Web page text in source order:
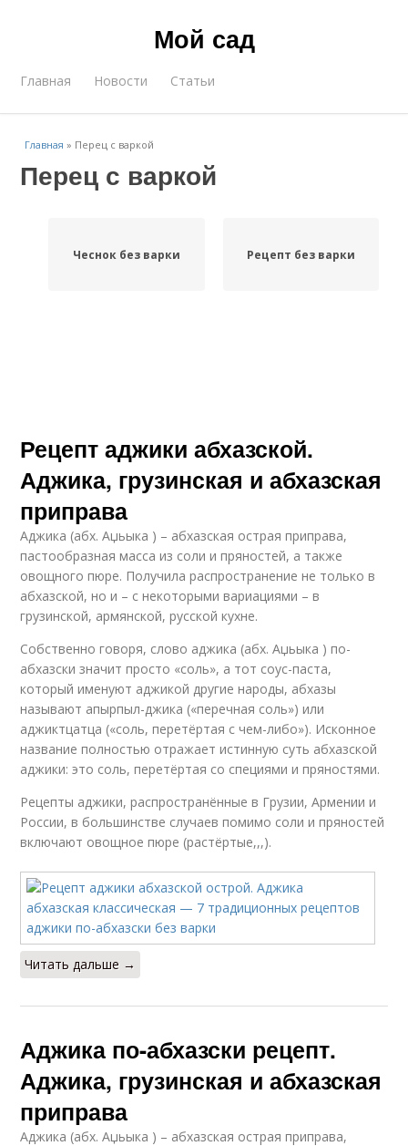
Мой сад
Главная Новости Статьи
Главная » Перец с варкой
Перец с варкой
Чеснок без варки Рецепт без варки
Рецепт аджики абхазской.
Аджика, грузинская и абхазская
приправа
Аджика (абх. Аџьыка ) – абхазская острая приправа,
пастообразная масса из соли и пряностей, а также
овощного пюре. Получила распространение не только в
абхазской, но и – с некоторыми вариациями – в
грузинской, армянской, русской кухне.
Собственно говоря, слово аджика (абх. Аџьыка ) по-
абхазски значит просто «соль», а тот соус-паста,
который именуют аджикой другие народы, абхазы
называют апырпыл-джика («перечная соль») или
аджиктцатца («соль, перетёртая с чем-либо»). Исконное
название полностью отражает истинную суть абхазской
аджики: это соль, перетёртая со специями и пряностями.
Рецепты аджики, распространённые в Грузии, Армении и
России, в большинстве случаев помимо соли и пряностей
включают овощное пюре (растёртые,,,).
Читать дальше →
Аджика по-абхазски рецепт.
Аджика, грузинская и абхазская
приправа
Аджика (абх. Аџьыка ) – абхазская острая приправа,